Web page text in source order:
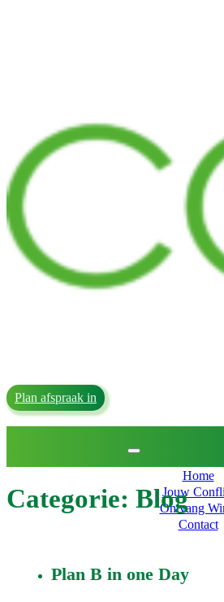
Plan afspraak in
Home
Jouw
Ontvang
Contact
Categorie: Blog
Plan B in one Day